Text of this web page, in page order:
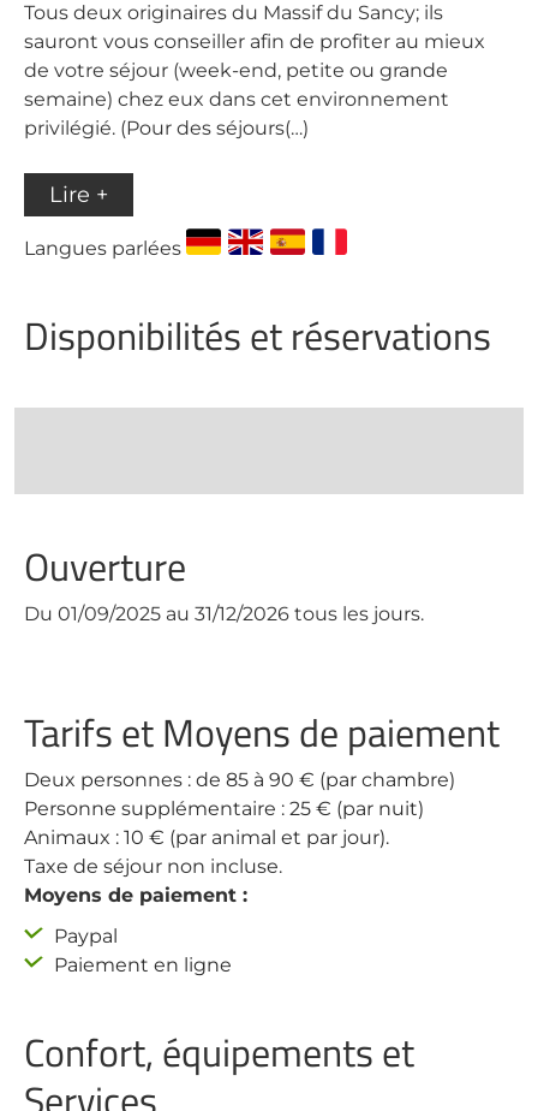
Tous deux originaires du Massif du Sancy; ils
sauront vous conseiller afin de profiter au mieux
de votre séjour (week-end, petite ou grande
semaine) chez eux dans cet environnement
privilégié. (Pour des séjours(…)
Lire +
Langues parlées
Disponibilités et réservations
Ouverture
Du 01/09/2025 au 31/12/2026 tous les jours.
Tarifs et Moyens de paiement
Deux personnes : de 85 à 90 € (par chambre)
Personne supplémentaire : 25 € (par nuit)
Animaux : 10 € (par animal et par jour).
Taxe de séjour non incluse.
Moyens de paiement :
Paypal
Paiement en ligne
Confort, équipements et